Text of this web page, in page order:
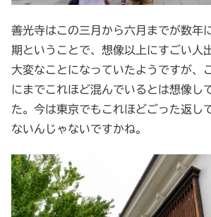
善光寺はこの三月から六月までが数年
期ということで、想像以上にすごい人
大変なことになっていたようですが、
にまでこれほど混んでいるとは想像し
た。今は東京でもこれほどごった返し
ないんじゃないですかね。